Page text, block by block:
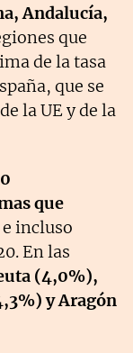
Andalucía,
que
de la tasa
que se
la UE y de la
que
e incluso
En las
(4,0%),
y Aragón